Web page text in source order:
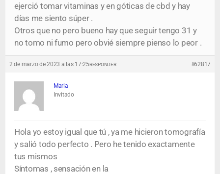
ejerció tomar vitaminas y en góticas de cbd y hay
días me siento súper .
Otros que no pero bueno hay que seguir tengo 31 y
no tomo ni fumo pero obvié siempre pienso lo peor .
2 de marzo de 2023 a las 17:25 #62817
RESPONDER
Maria
Invitado
Hola yo estoy igual que tú , ya me hicieron tomografía
y salió todo perfecto . Pero he tenido exactamente
tus mismos
Síntomas , sensación en la